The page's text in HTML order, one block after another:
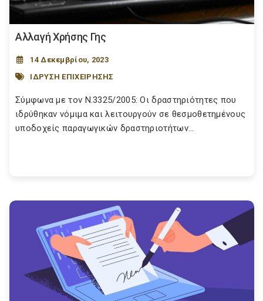
Αλλαγή Χρήσης Γης
14 Δεκεμβρίου, 2023
ΙΔΡΥΣΗ ΕΠΙΧΕΙΡΗΣΗΣ
Σύμφωνα με τον Ν.3325/2005: Οι δραστηριότητες που
ιδρύθηκαν νόμιμα και λειτουργούν σε θεσμοθετημένους
υποδοχείς παραγωγικών δραστηριοτήτων...